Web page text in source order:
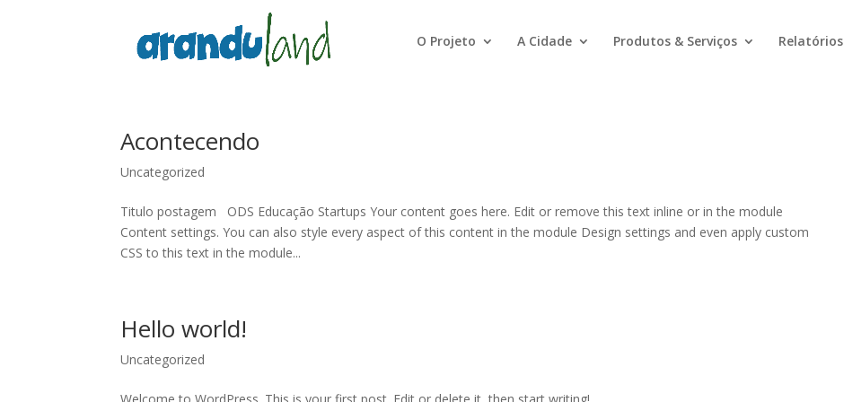
O Projeto A Cidade Produtos & Serviços Relatórios
Acontecendo
Uncategorized
Titulo postagem ODS Educação Startups Your content goes here. Edit or remove this text inline or in the module
Content settings. You can also style every aspect of this content in the module Design settings and even apply custom
CSS to this text in the module...
Hello world!
Uncategorized